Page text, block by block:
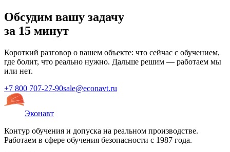
Обсудим вашу задачу
за 15 минут
Короткий разговор о вашем объекте: что сейчас с обучением,
где болит, что реально нужно. Дальше решим — работаем мы
или нет.
+7 800 707-27-90sale@econavt.ru
Эконавт
Контур обучения и допуска на реальном производстве.
Работаем в сфере обучения безопасности с 1987 года.